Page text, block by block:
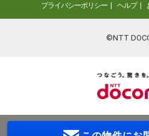
プライバシーポリシー ヘルプ
©NTT